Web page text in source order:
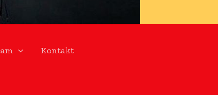
Kontakt